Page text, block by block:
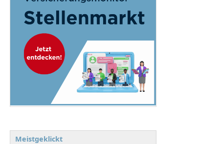
Meistgeklickt